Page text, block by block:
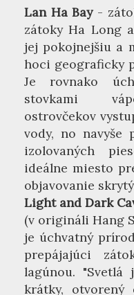
Lan Ha Bay-
zátoky Ha Long
jej pokojnejšiu a
hoci geograficky
Je rovnako
stovkami
ostrovčekov
vody, no navyše
izolovaných
ideálne miesto
objavovanie
Light and Dark
(v origináli Hang
je úchvatný
prepájajúci
lagúnou. "Svetlá
krátky, otvorený